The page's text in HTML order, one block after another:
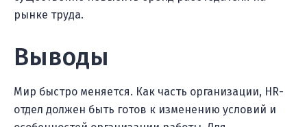
рынке труда.
Выводы
Мир быстро меняется. Как часть организации, HR-
отдел должен быть готов к изменению условий и